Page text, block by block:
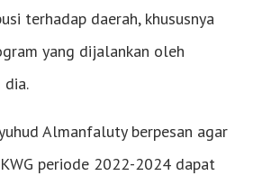
terhadap daerah, khususnya
yang dijalankan oleh
dia.
Almanfaluty berpesan agar
periode 2022-2024 dapat